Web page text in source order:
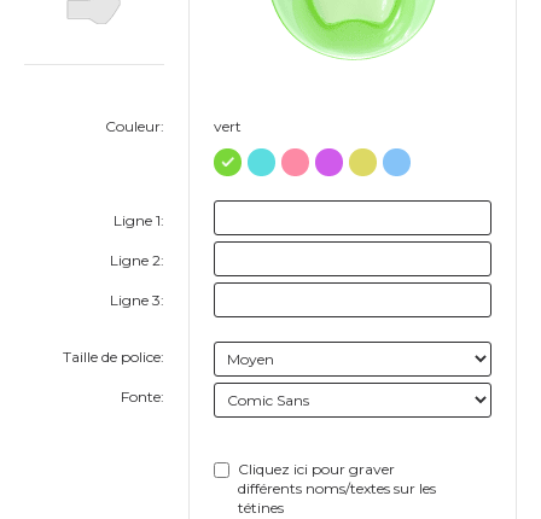
Couleur:
Ligne 1:
Ligne 2:
Ligne 3:
Taille de police:
Fonte:
vert
Cliquez ici pour graver
différents noms/textes sur les
tétines